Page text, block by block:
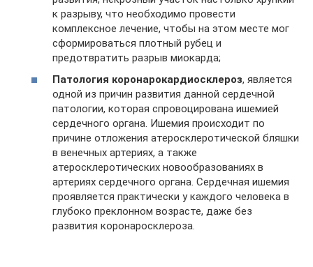
к разрыву, что необходимо провести
комплексное лечение, чтобы на этом месте мог
сформироваться плотный рубец и
предотвратить разрыв миокарда;
Патология коронарокардиосклероз, является
одной из причин развития данной сердечной
патологии, которая спровоцирована ишемией
сердечного органа. Ишемия происходит по
причине отложения атеросклеротической бляшки
в венечных артериях, а также
атеросклеротических новообразованиях в
артериях сердечного органа. Сердечная ишемия
проявляется практически у каждого человека в
глубоко преклонном возрасте, даже без
развития коронаросклероза.